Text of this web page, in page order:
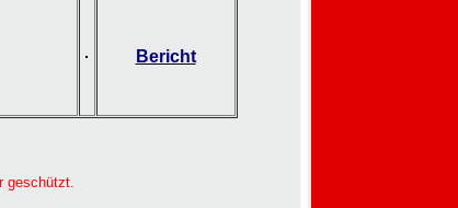
Bericht
geschützt.